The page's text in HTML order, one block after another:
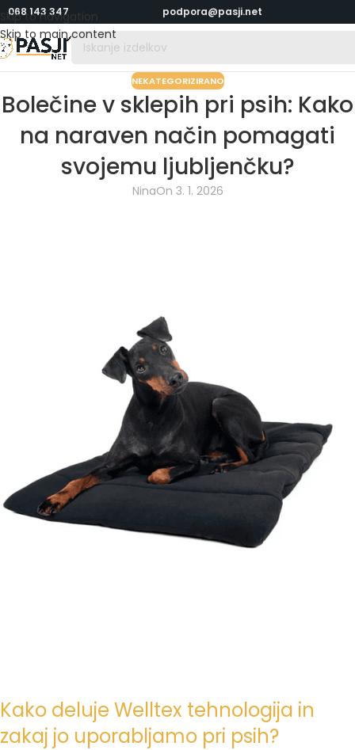
Skip to navigation
Skip to main content
068 143 347 podpora@pasji.net
NEKATEGORIZIRANO
Bolečine v sklepih pri psih: Kako
na naraven način pomagati
svojemu ljubljenčku?
NinaOn 3. 1. 2026
Kako deluje Welltex tehnologija in
zakaj jo uporabljamo pri psih?